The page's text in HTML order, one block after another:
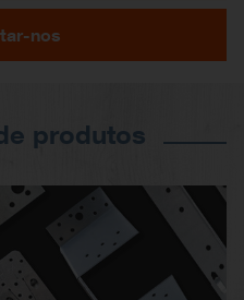
nos
produtos